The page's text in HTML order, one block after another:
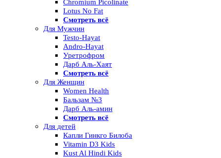
Chromium Picolinate
Lotus No Fat
Смотреть всё
Для Мужчин
Testo-Hayat
Andro-Hayat
Уретрофром
Дарб Аль-Хаят
Смотреть всё
Для Женщин
Women Health
Бальзам №3
Дарб Аль-амин
Смотреть всё
Для детей
Капли Гинкго Билоба
Vitamin D3 Kids
Kust Al Hindi Kids